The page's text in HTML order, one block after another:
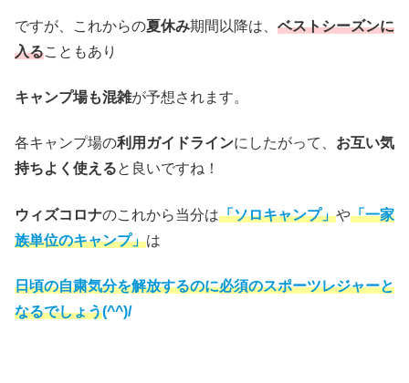
ですが、これからの夏休み期間以降は、 ベストシーズンに
入ることもあり
キャンプ場も混雑が予想されます。
各キャンプ場の利用ガイドラインにしたがって、 お互い気
持ちよく使えると良いですね！
ウィズコロナのこれから当分は「ソロキャンプ」や「一家
族単位のキャンプ」は
日頃の自粛気分を解放するのに必須のスポーツレジャーと
なるでしょう(^^)/